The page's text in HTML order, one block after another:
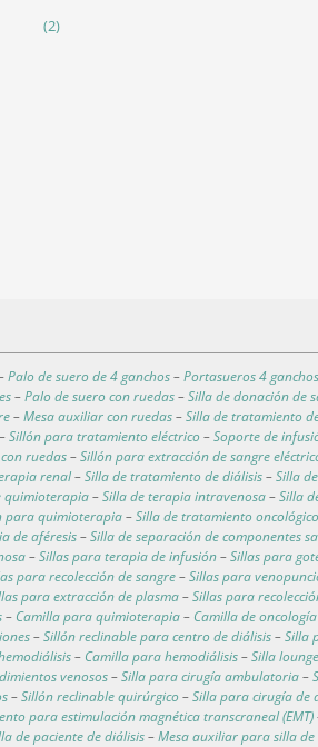
(2)
Palo de suero de 4 ganchos–Portasueros 4 ganchos
–Palo de suero con ruedas–Silla de donación de
–Mesa auxiliar con ruedas–Silla de tratamiento
–Sillón para tratamiento eléctrico –Soporte de
ruedas–Sillón para extracción de sangre
renal–Silla de tratamiento de diálisis–Silla
quimioterapia–Silla de terapia intravenosa–Silla
para quimioterapia–Silla de tratamiento oncológico
de aféresis–Silla de separación de componentes
–Sillas para terapia de infusión–Sillas para
para recolección de sangre–Sillas para
para extracción de plasma–Sillas para
– Camilla para quimioterapia– Camilla de oncología
–Sillón reclinable para centro de diálisis–Silla
– Camilla para hemodiálisis–Silla
venosos–Silla para cirugía ambulatoria–
–Sillón reclinable quirúrgico –Silla para cirugía de
para estimulación magnética transcraneal (EMT)
de paciente de diálisis–Mesa auxiliar para silla